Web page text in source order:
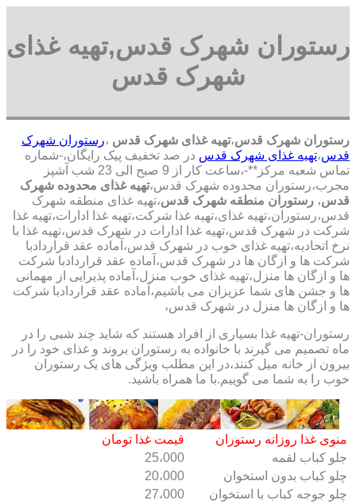
رستوران شهرک قدس,تهیه غذای
شهرک قدس
رستوران شهرک قدس،تهیه غذای شهرک قدس ،رستوران شهرک
قدس،تهیه غذای شهرک قدس در صد تخفیف پیک رایگان،-شماره
تماس شعبه مرکز**-،ساعت کار از 9 صبح الی 23 شب آشپز
مجرب،رستوران محدوده شهرک قدس،تهیه غذای محدوده شهرک
قدس، رستوران منطقه شهرک قدس،تهیه غذای منطقه شهرک
قدس،رستوران،تهیه غذای،تهیه غذا شرکت،تهیه غذا ادارات،تهیه غذا
شرکت در شهرک قدس،تهیه غذا ادارات در شهرک قدس،تهیه غذا با
نرخ اتحادیه،تهیه غذای خوب در شهرک قدس،آماده عقد قراردادبا
شرکت ها و ازگان ها در شهرک قدس،آماده عقد قراردادبا شرکت
ها و ازگان ها منزل،تهیه غذای خوب منزل،آماده پذیرایی از مهمانی
ها و جشن های شما عزیزان می باشیم،آماده عقد قراردادبا شرکت
ها و ازگان ها منزل در شهرک قدس،
رستوران-تهیه غذا بسیاری از افراد هستند که شاید چند شبی را در
ماه تصمیم می گیرند با خانواده به رستوران بروند و غذای خود را در
بیرون از خانه میل کنند،در این مطلب ویژگی های یک رستوران
خوب را به شما می گوییم.با ما همراه باشید.
منوی غذا روزانه رستوران
قیمت غذا تومان
جلو کباب لقمه
25،000
چلو کباب بدون استخوان
20،000
چلو جوجه کباب با استخوان
27،000